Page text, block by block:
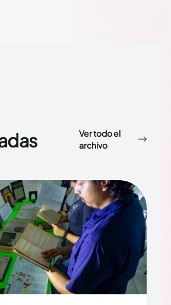
Ver todo el
archivo